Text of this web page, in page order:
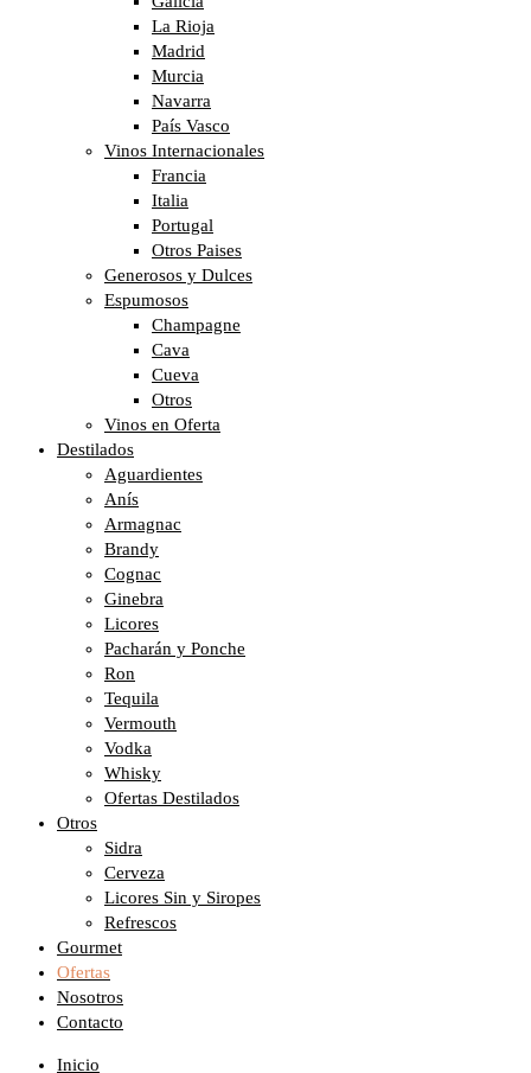
La Rioja
Madrid
Murcia
Navarra
País Vasco
Vinos Internacionales
Francia
Italia
Portugal
Otros Paises
Generosos y Dulces
Espumosos
Champagne
Cava
Cueva
Otros
Vinos en Oferta
Destilados
Aguardientes
Anís
Armagnac
Brandy
Cognac
Ginebra
Licores
Pacharán y Ponche
Ron
Tequila
Vermouth
Vodka
Whisky
Ofertas Destilados
Otros
Sidra
Cerveza
Licores Sin y Siropes
Refrescos
Gourmet
Ofertas
Nosotros
Contacto
Inicio